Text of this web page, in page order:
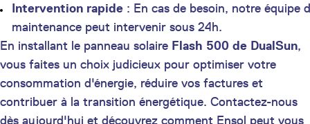
Intervention rapide : En cas de besoin, notre équipe
maintenance peut intervenir sous 24h.
En installant le panneau solaire Flash 500 de DualSun,
vous faites un choix judicieux pour optimiser votre
consommation d'énergie, réduire vos factures et
contribuer à la transition énergétique. Contactez-nous
dès aujourd'hui et découvrez comment Ensol peut vous